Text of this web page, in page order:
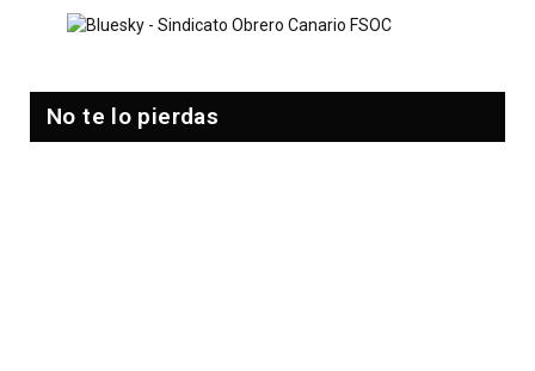
No te lo pierdas